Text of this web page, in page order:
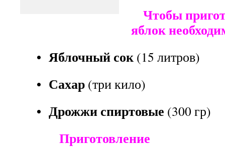
Чтобы
яблок
• Яблочный сок (15 литров)
• Сахар (три кило)
• Дрожжи спиртовые (300 гр)
Приготовление